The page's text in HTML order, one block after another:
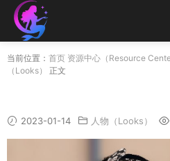
当前位置： 首页 资源中心（Resource
（Looks）
正文
2023-01-14 人物（Looks）